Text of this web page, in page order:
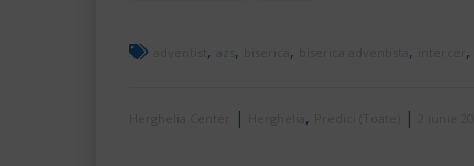
, , , , ,
| , |